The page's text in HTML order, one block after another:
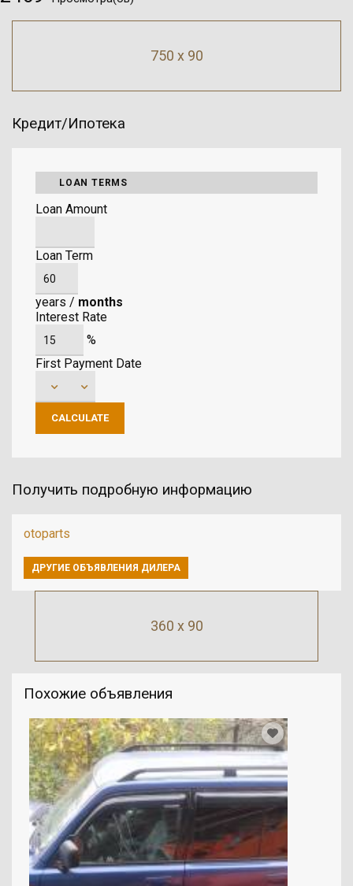
360 x 90
Похожие объявления
750 x 90
Кредит/Ипотека
LOAN TERMS
Loan Amount
Loan Term
years / months
Interest Rate
%
First Payment Date
Получить подробную информацию
otoparts
ДРУГИЕ ОБЪЯВЛЕНИЯ ДИЛЕРА